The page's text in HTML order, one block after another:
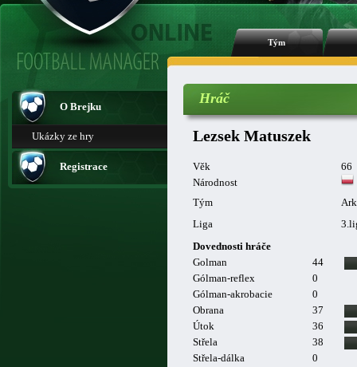
Tým
O Brejku
Ukázky ze hry
Registrace
Hráč
Lezsek Matuszek
Věk
66
Národnost
Tým
Liga
Dovednosti hráče
Golman
44
Gólman-reflex
0
Gólman-akrobacie
0
Obrana
37
Útok
36
Střela
38
Střela-dálka
0